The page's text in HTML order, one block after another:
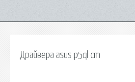
Драйвера asus p5ql cm